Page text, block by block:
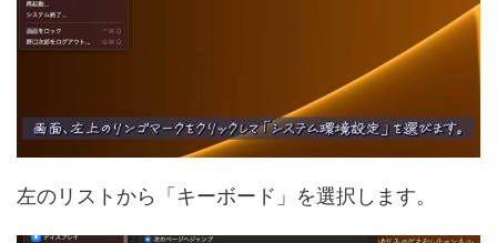
左のリストから「キーボード」を選択します。